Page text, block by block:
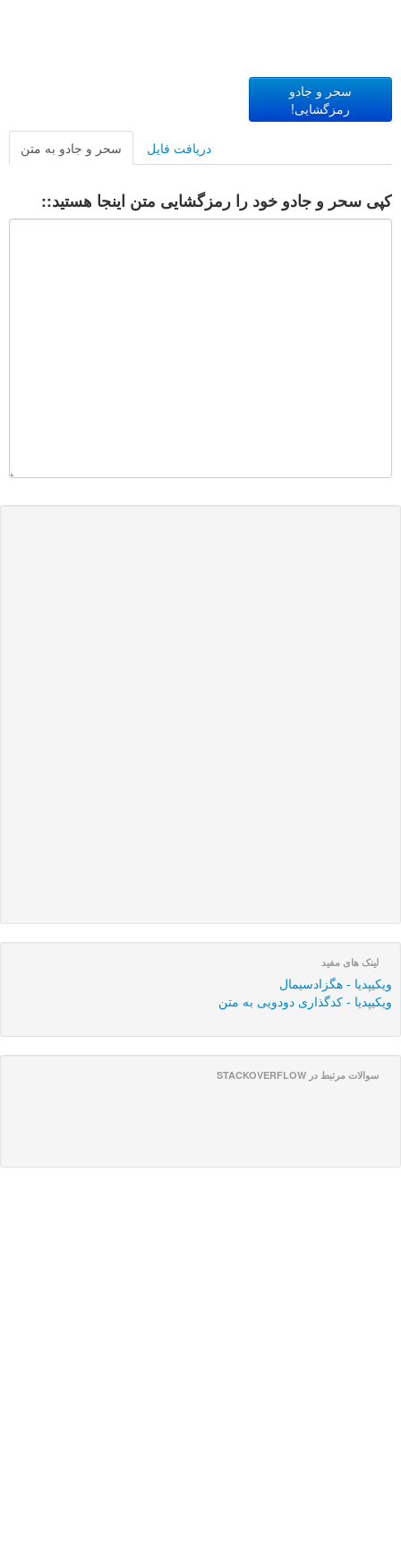
سحر و جادو
رمزگشایی!
سحر و جادو به متن دریافت فایل
کپی سحر و جادو خود را رمزگشایی متن اینجا هستید::
لینک های مفید
ویکیپدیا - هگزادسیمال
ویکیپدیا - کدگذاری دودویی به متن
سوالات مرتبط در STACKOVERFLOW